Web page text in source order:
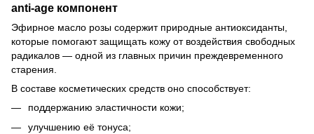
anti-age компонент
Эфирное масло розы содержит природные антиоксиданты,
которые помогают защищать кожу от воздействия свободных
радикалов — одной из главных причин преждевременного
старения.
В составе косметических средств оно способствует:
поддержанию эластичности кожи;
улучшению её тонуса;